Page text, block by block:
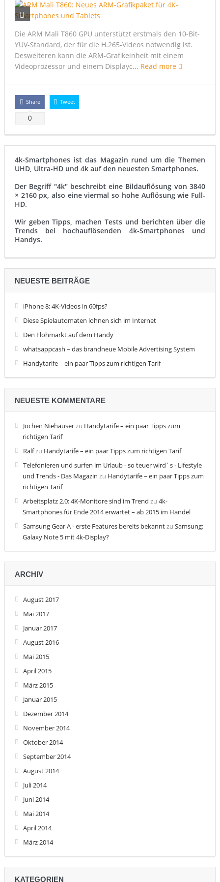
Xperia Z5: Konzept zeigt ultradünnes 4K-Phablet
Samsung: Galaxy Note 5 mit 4k-Display?
Sharp präsentiert Ultra HD auf 5,5 Zoll
Die ARM Mali T860 GPU unterstützt erstmals den 10-Bit-
YUV-Standard, der für die H.265-Videos notwendig ist.
Desweiteren kann die ARM-Grafikeinheit mit einem
Videoprozessor und einem Displayc... Read more
Share
0
Tweet
4k-Smartphones ist das Magazin rund um die Themen
UHD, Ultra-HD und 4k auf den neuesten Smartphones.
Der Begriff "4k" beschreibt eine Bildauflösung von 3840
× 2160 px, also eine viermal so hohe Auflösung wie Full-
HD.
Wir geben Tipps, machen Tests und berichten über die
Trends bei hochauflösenden 4k-Smartphones und
Handys.
NEUESTE BEITRÄGE
iPhone 8: 4K-Videos in 60fps?
Diese Spielautomaten lohnen sich im Internet
Den Flohmarkt auf dem Handy
whatsappcash – das brandneue Mobile Advertising System
Handytarife – ein paar Tipps zum richtigen Tarif
NEUESTE KOMMENTARE
Jochen Niehauserzu Handytarife – ein paar Tipps zum
richtigen Tarif
Ralfzu Handytarife – ein paar Tipps zum richtigen Tarif
Telefonieren und surfen im Urlaub - so teuer wird´s - Lifestyle
und Trends - Das Magazin zu Handytarife – ein paar Tipps zum
richtigen Tarif
Arbeitsplatz 2.0: 4K-Monitore sind im Trend zu 4k-
Smartphones für Ende 2014 erwartet – ab 2015 im Handel
Samsung Gear A - erste Features bereits bekanntzu Samsung:
Galaxy Note 5 mit 4k-Display?
ARCHIV
August 2017
Mai 2017
Januar 2017
August 2016
Mai 2015
April 2015
März 2015
Januar 2015
Dezember 2014
November 2014
Oktober 2014
September 2014
August 2014
Juli 2014
Juni 2014
Mai 2014
April 2014
März 2014
KATEGORIEN